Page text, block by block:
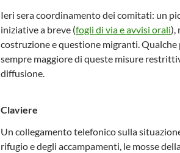
Ieri sera coordinamento dei comitati: un
iniziative a breve (fogli di via e avvisi orali),
costruzione e questione migranti. Qualche
sempre maggiore di queste misure
diffusione.
Claviere
Un collegamento telefonico sulla
rifugio e degli accampamenti, le mosse